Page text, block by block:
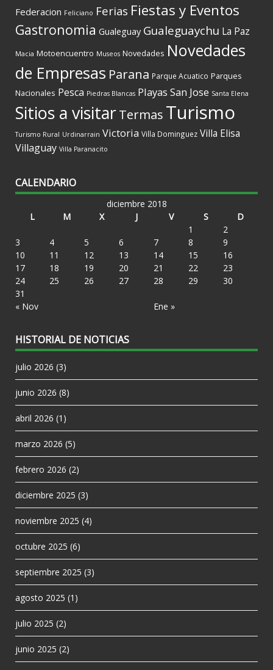
Federacion Feliciano Ferias Fiestas y Eventos
Gastronomia Gualeguay Gualeguaychu La Paz
Macia Motoencuentro Museos Novedades Novedades
de Empresas Parana Parque Acuatico Parques
Nacionales Pesca Piedras Blancas Playas San Jose Santa Elena
Sitios a visitarTermas Turismo
Turismo Rural Urdinarrain Victoria Villa Dominguez Villa Elisa
Villaguay Villa Paranacito
CALENDARIO
diciembre 2018
L
M X J V S D
« Nov Ene »
1
2
3
4 5 6 7 8
9
10
11 12 13 14 15
16
17
18 19 20 21 22
23
24
25 26 27 28 29
30
31
HISTORIAL DE NOTICIAS
julio 2026 (3)
junio 2026 (8)
abril 2026 (1)
marzo 2026 (5)
febrero 2026 (2)
diciembre 2025 (3)
noviembre 2025 (4)
octubre 2025 (6)
septiembre 2025 (3)
agosto 2025 (1)
julio 2025 (2)
junio 2025 (2)